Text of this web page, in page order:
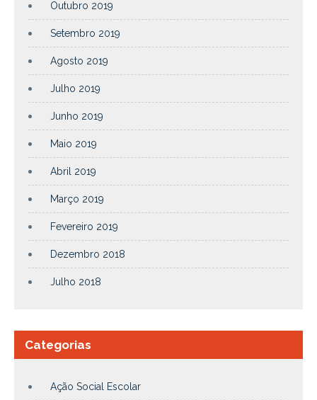
Outubro 2019
Setembro 2019
Agosto 2019
Julho 2019
Junho 2019
Maio 2019
Abril 2019
Março 2019
Fevereiro 2019
Dezembro 2018
Julho 2018
Categorias
Ação Social Escolar